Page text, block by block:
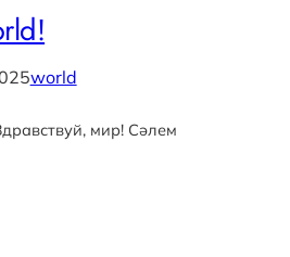
world
мир! Сәлем